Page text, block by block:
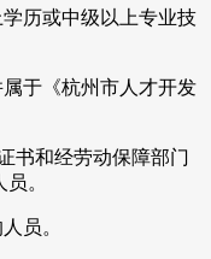
历或中级以上专业技
于《杭州市人才开发
书和经劳动保障部门
。
员。